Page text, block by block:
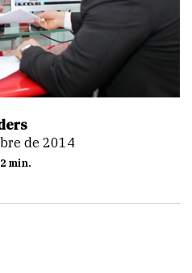
de 2014
2 min.